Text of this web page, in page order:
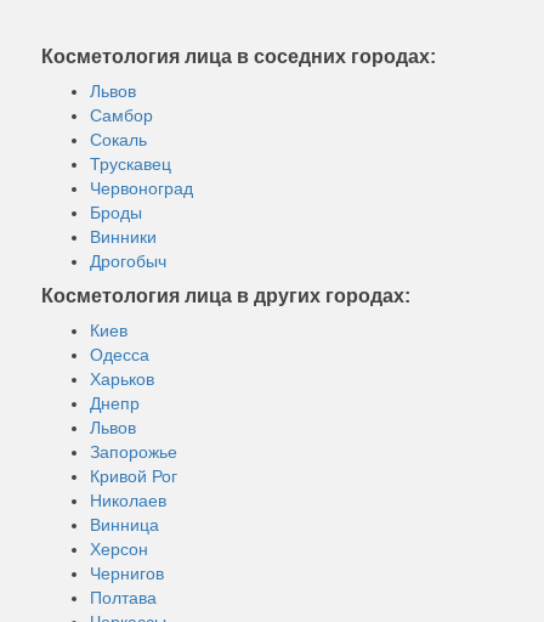
Косметология лица в соседних городах:
Львов
Самбор
Сокаль
Трускавец
Червоноград
Броды
Винники
Дрогобыч
Косметология лица в других городах:
Киев
Одесса
Харьков
Днепр
Львов
Запорожье
Кривой Рог
Николаев
Винница
Херсон
Чернигов
Полтава